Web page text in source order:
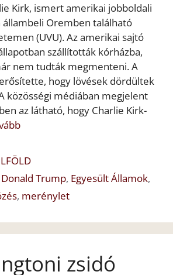
Kirk, ismert amerikai jobboldali
állambeli Oremben található
(UVU). Az amerikai sajtó
szállították kórházba,
nem tudták megmenteni. A
hogy lövések dördültek
közösségi médiában megjelent
az látható, hogy Charlie Kirk-
Donald Trump, Egyesült Államok,
, merénylet
zsidó